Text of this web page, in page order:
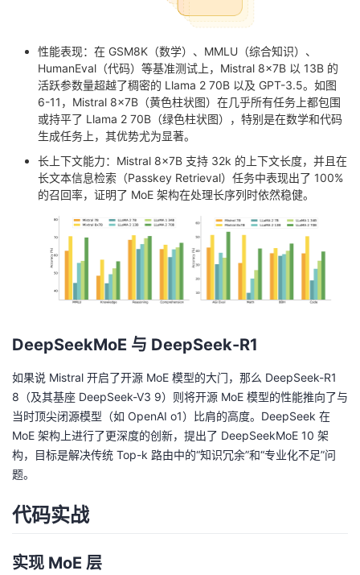
性能表现：在 GSM8K（数学）、MMLU（综合知识）、
HumanEval（代码）等基准测试上，Mistral 8x7B 以 13B 的
活跃参数量超越了稠密的 Llama 2 70B 以及 GPT-3.5。如图
6-11，Mistral 8x7B（黄色柱状图）在几乎所有任务上都包围
或持平了 Llama 2 70B（绿色柱状图），特别是在数学和代码
生成任务上，其优势尤为显著。
长上下文能力：Mistral 8x7B 支持 32k 的上下文长度，并且在
长文本信息检索（Passkey Retrieval）任务中表现出了 100%
的召回率，证明了 MoE 架构在处理长序列时依然稳健。
DeepSeekMoE 与 DeepSeek-R1
如果说 Mistral 开启了开源 MoE 模型的大门，那么 DeepSeek-R1
8（及其基座 DeepSeek-V3 9）则将开源 MoE 模型的性能推向了与
当时顶尖闭源模型（如 OpenAI o1）比肩的高度。DeepSeek 在
MoE 架构上进行了更深度的创新，提出了 DeepSeekMoE 10 架
构，目标是解决传统 Top-k 路由中的“知识冗余”和“专业化不足”问
题。
代码实战
实现 MoE 层